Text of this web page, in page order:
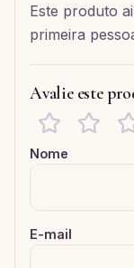
Este produto
primeira
Avalie este
Nome
E-mail